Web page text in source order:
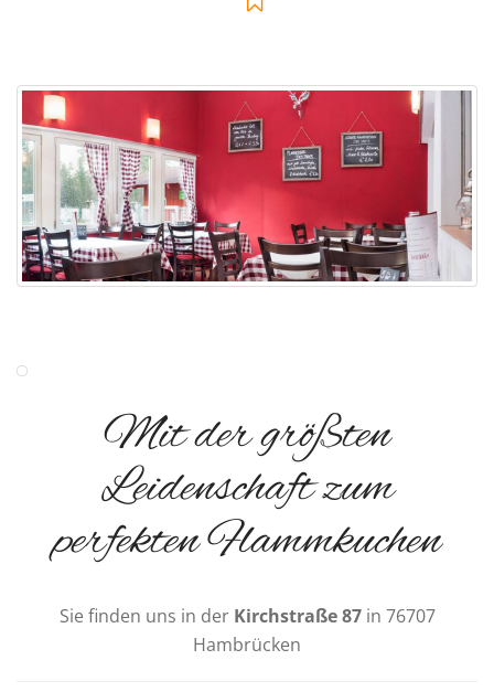
Mit der größten
Leidenschaft zum
perfekten Flammkuchen
Sie finden uns in der Kirchstraße 87in 76707
Hambrücken